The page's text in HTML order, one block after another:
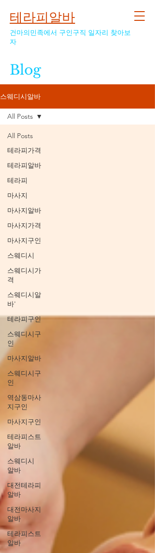
테라피알바
건마의민족에서 구인구직 일자리 찾아보
자
Blog
스웨디시알바
All Posts
테라피가격
테라피알바
테라피
마사지
마사지알바
마사지가격
마사지구인
스웨디시
스웨디시가
격
스웨디시알
바'
테라피구인
스웨디시구
인
마사지알바
스웨디시구
인
역삼동마사
지구인
마사지구인
테라피스트
알바
스웨디시
알바
대전테라피
알바
대전마사지
알바
테라피스트
알바
All Posts